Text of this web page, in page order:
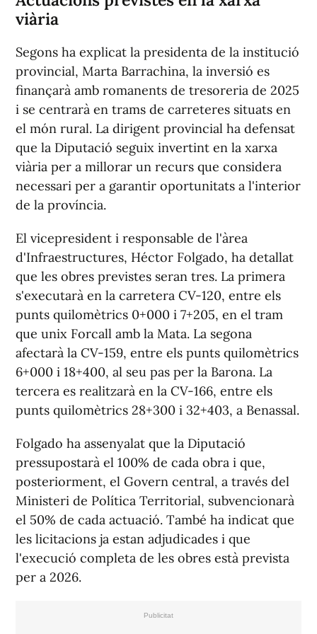
viària
Segons ha explicat la presidenta de la institució
provincial, Marta Barrachina, la inversió es
finançarà amb romanents de tresoreria de 2025
i se centrarà en trams de carreteres situats en
el món rural. La dirigent provincial ha defensat
que la Diputació seguix invertint en la xarxa
viària per a millorar un recurs que considera
necessari per a garantir oportunitats a l'interior
de la província.
El vicepresident i responsable de l'àrea
d'Infraestructures, Héctor Folgado, ha detallat
que les obres previstes seran tres. La primera
s'executarà en la carretera CV-120, entre els
punts quilomètrics 0+000 i 7+205, en el tram
que unix Forcall amb la Mata. La segona
afectarà la CV-159, entre els punts quilomètrics
6+000 i 18+400, al seu pas per la Barona. La
tercera es realitzarà en la CV-166, entre els
punts quilomètrics 28+300 i 32+403, a Benassal.
Folgado ha assenyalat que la Diputació
pressupostarà el 100% de cada obra i que,
posteriorment, el Govern central, a través del
Ministeri de Política Territorial, subvencionarà
el 50% de cada actuació. També ha indicat que
les licitacions ja estan adjudicades i que
l'execució completa de les obres està prevista
per a 2026.